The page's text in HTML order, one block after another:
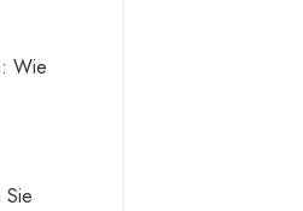
Wie
Sie